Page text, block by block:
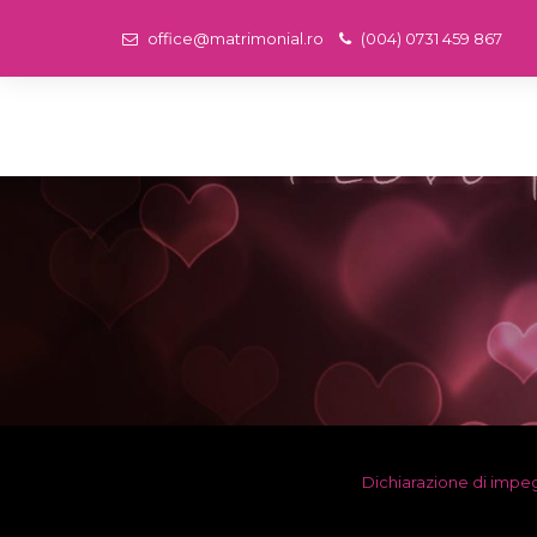
office@matrimonial.ro (004) 0731 459 867
Dichiarazione di